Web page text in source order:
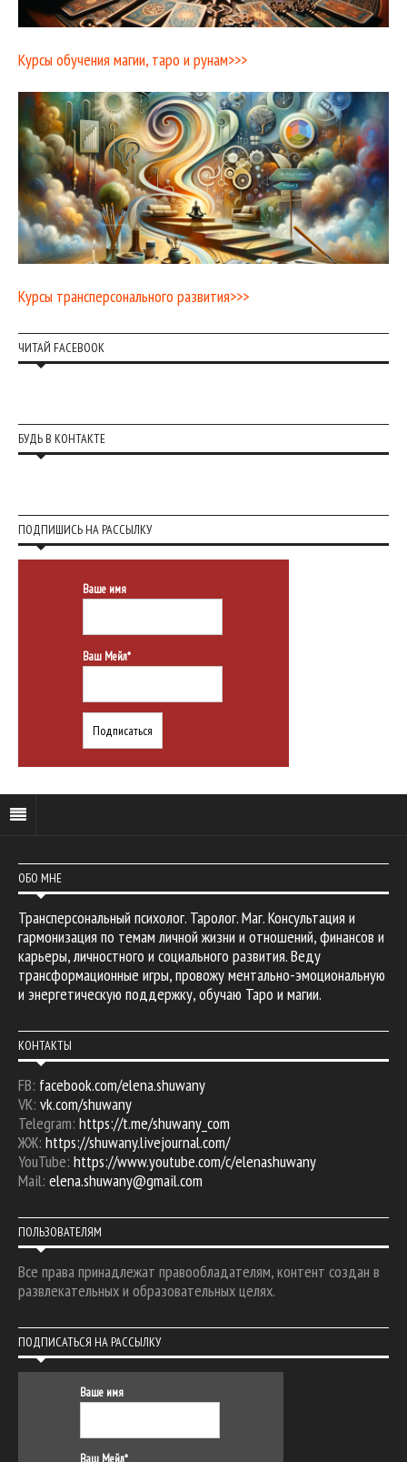
Курсы обучения магии, таро и рунам>>>
Курсы трансперсонального развития>>>
ЧИТАЙ FACEBOOK
БУДЬ В КОНТАКТЕ
ПОДПИШИСЬ НА РАССЫЛКУ
Ваше имя
Ваш Мейл*
ОБО МНЕ
Трансперсональный психолог. Таролог. Маг. Консультация и
гармонизация по темам личной жизни и отношений, финансов и
карьеры, личностного и социального развития. Веду
трансформационные игры, провожу ментально-эмоциональную
и энергетическую поддержку, обучаю Таро и магии.
КОНТАКТЫ
FB: facebook.com/elena.shuwany
VK: vk.com/shuwany
Telegram: https://t.me/shuwany_com
ЖЖ: https://shuwany.livejournal.com/
YouTube: https://www.youtube.com/c/elenashuwany
Mail: elena.shuwany@gmail.com
ПОЛЬЗОВАТЕЛЯМ
Все права принадлежат правообладателям, контент создан в
развлекательных и образовательных целях.
ПОДПИСАТЬСЯ НА РАССЫЛКУ
Ваше имя